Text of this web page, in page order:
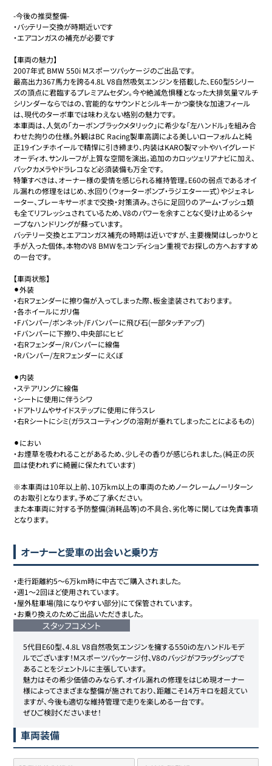
-今後の推奨整備-
・バッテリー交換が時期近いです
・エアコンガスの補充が必要です
【車両の魅力】
2007年式 BMW 550i Mスポーツパッケージのご出品です。
最高出力367馬力を誇る4.8L V8自然吸気エンジンを搭載した、E60型5シリー
ズの頂点に君臨するプレミアムセダン。今や絶滅危惧種となった大排気量マルチ
シリンダーならではの、官能的なサウンドとシルキーかつ豪快な加速フィール
は、現代のターボ車では味わえない格別の魅力です。
本車両は、人気の「カーボンブラックメタリック」に希少な「左ハンドル」を組み合
わせた拘りの仕様。外観はBC Racing製車高調による美しいローフォルムと純
正19インチホイールで精悍に引き締まり、内装はKARO製マットやハイグレード
オーディオ、サンルーフが上質な空間を演出。追加のカロッツェリアナビに加え、
バックカメラやドラレコなど必須装備も万全です。
特筆すべきは、オーナー様の愛情を感じられる維持管理。E60の弱点であるオイ
ル漏れの修理をはじめ、水回り（ウォーターポンプ・ラジエター一式）やジェネレ
ーター、ブレーキサーボまで交換・対策済み。さらに足回りのアーム・ブッシュ類
も全てリフレッシュされているため、V8のパワーを余すことなく受け止めるシャ
ープなハンドリングが蘇っています。
バッテリー交換とエアコンガス補充の時期は近いですが、主要機関はしっかりと
手が入った個体。本物のV8 BMWをコンディション重視でお探しの方へおすすめ
の一台です。
【車両状態】
⚫︎外装
・右Rフェンダーに擦り傷が入ってしまった際、板金塗装されております。
・各ホイールにガリ傷
・Fバンパー/ボンネット/Fバンパーに飛び石(一部タッチアップ)
・Fバンパーに下擦り、中央部にヒビ
・右Rフェンダー/Rバンパーに線傷
・Rバンパー/左Rフェンダーにえくぼ
⚫︎内装
・ステアリングに線傷
・シートに使用に伴うシワ
・ドアトリムやサイドステップに使用に伴うスレ
・右Rシートにシミ(ガラスコーティングの溶剤が垂れてしまったことによるもの)
⚫︎におい
・お煙草を吸われることがあるため、少しその香りが感じられました。(純正の灰
皿は使われずに綺麗に保たれています)
※本車両は10年以上前、10万km以上の車両のためノークレームノーリターン
のお取引となります。予めご了承ください。
また本車両に対する予防整備(消耗品等)の不具合、劣化等に関しては免責事項
となります。
オーナーと愛車の出会いと乗り方
・走行距離約5〜6万km時に中古でご購入されました。
・週1〜2回ほど使用されています。
・屋外駐車場(陰になりやすい部分)にて保管されています。
・お乗り換えのためご出品いただきました。
スタッフコメント
5代目E60型、4.8L V8自然吸気エンジンを擁する550iの左ハンドルモデ
ルでございます！Mスポーツパッケージ付、V8のバッジがフラッグシップで
あることをジェントルに主張しています。
魅力はその希少価値のみならず、オイル漏れの修理をはじめ現オーナー
様によってさまざまな整備が施されており、距離こそ14万キロを超えてい
ますが、今後も適切な維持管理で走りを楽しめる一台です。
ぜひご検討くださいませ！
車両装備